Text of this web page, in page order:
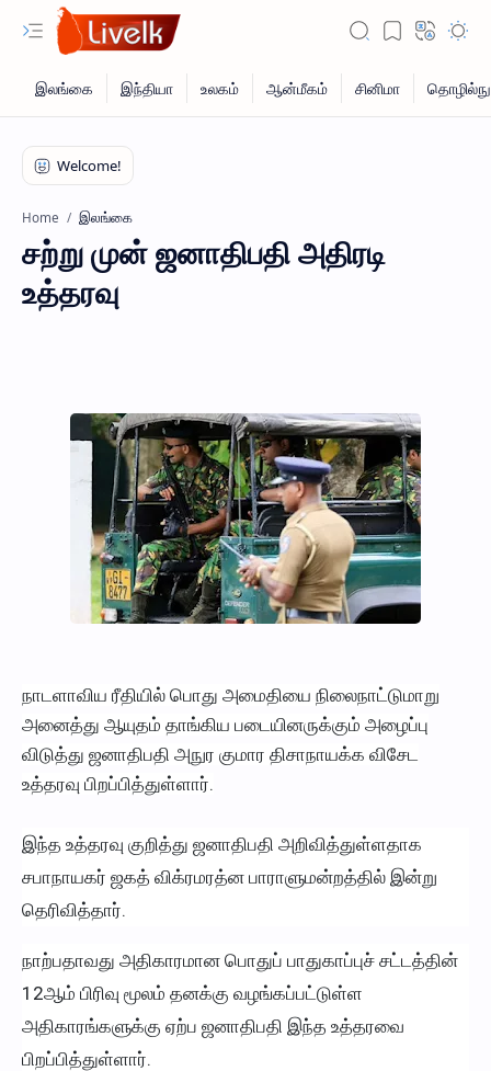
Home இலங்கை
சற்று முன் ஜனாதிபதி அதிரடி
உத்தரவு
நாடளாவிய ரீதியில் பொது அமைதியை நிலைநாட்டுமாறு
அனைத்து ஆயுதம் தாங்கிய படையினருக்கும் அழைப்பு
விடுத்து ஜனாதிபதி அநுர குமார திசாநாயக்க விசேட
உத்தரவு பிறப்பித்துள்ளார்.
இந்த உத்தரவு குறித்து ஜனாதிபதி அறிவித்துள்ளதாக
சபாநாயகர் ஜகத் விக்ரமரத்ன பாராளுமன்றத்தில் இன்று
தெரிவித்தார்.
நாற்பதாவது அதிகாரமான பொதுப் பாதுகாப்புச் சட்டத்தின்
12ஆம் பிரிவு மூலம் தனக்கு வழங்கப்பட்டுள்ள
அதிகாரங்களுக்கு ஏற்ப ஜனாதிபதி இந்த உத்தரவை
பிறப்பித்துள்ளார்.